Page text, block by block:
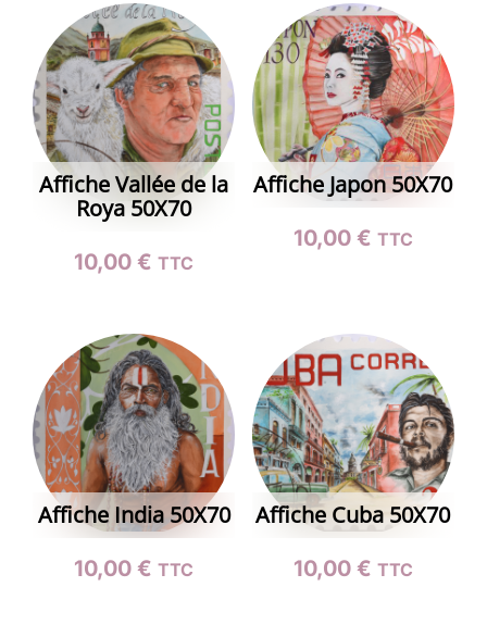
Affiche Vallée de la
Roya 50X70
10,00€ TTC
Affiche Japon 50X70
10,00 € TTC
Affiche India 50X70
10,00€ TTC
Affiche Cuba 50X70
10,00 € TTC